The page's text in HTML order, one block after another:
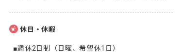
休日・休暇
■週休2日制（日曜、希望休1日）